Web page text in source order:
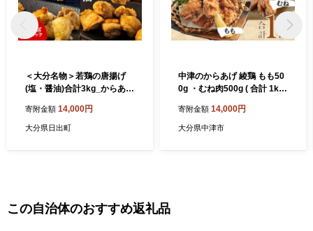
＜大分名物＞若鶏の唐揚げ
(塩・醤油)合計3kg_からあげ
味 おかず 惣菜 ご飯のおかず
ビールのお供 お弁当 ソウル
寄附金額 14,000円
大分県日出町
中津のからあげ 綾鶏 もも50
0g ・むね肉500g ( 合計 1kg
揚げ からあげ から揚げ 弁当
おかず お惣菜 おつまみ 大分
寄附金額 14,000円
大分県中津市
この自治体のおすすめ返礼品